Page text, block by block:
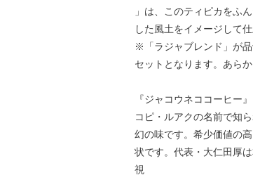
」は、このティピカをふ
した風土をイメージして仕
※「ラジャブレンド」が
セットとなります。あら
『ジャコウネココーヒー』
コピ・ルアクの名前で知
幻の味です。希少価値の
状です。代表・大仁田厚
視